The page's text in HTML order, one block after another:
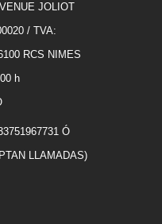
JOLIOT
/ TVA:
RCS NIMES
h
Ó
LLAMADAS)